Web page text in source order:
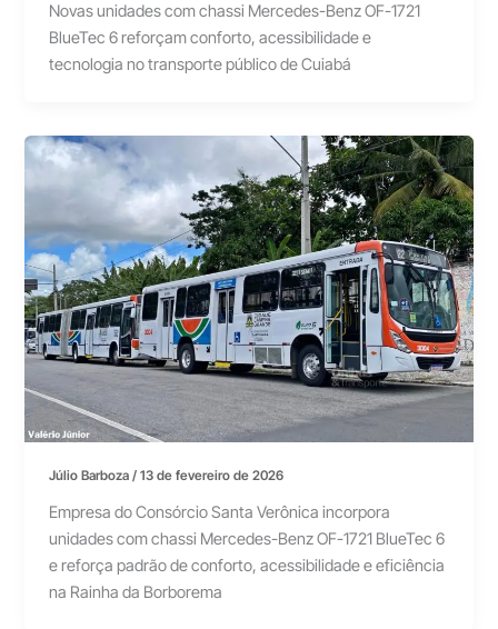
Novas unidades com chassi Mercedes-Benz OF-1721
BlueTec 6 reforçam conforto, acessibilidade e
tecnologia no transporte público de Cuiabá
Júlio Barboza/13 de fevereiro de 2026
Empresa do Consórcio Santa Verônica incorpora
unidades com chassi Mercedes-Benz OF-1721 BlueTec 6
e reforça padrão de conforto, acessibilidade e eficiência
na Rainha da Borborema